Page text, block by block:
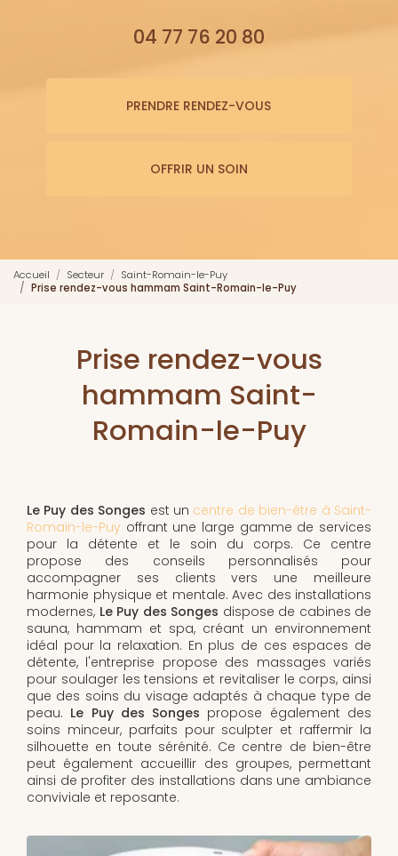
04 77 76 20 80
PRENDRE RENDEZ-VOUS
OFFRIR UN SOIN
Accueil Secteur
Saint-Romain-le-Puy
Prise rendez-vous hammam Saint-Romain-le-Puy
Prise rendez-vous
hammam Saint-
Romain-le-Puy
Le Puy des Songes est un centre de bien-être à Saint-
Romain-le-Puy offrant une large gamme de services
pour la détente et le soin du corps. Ce centre
propose des conseils personnalisés pour
accompagner ses clients vers une meilleure
harmonie physique et mentale. Avec des installations
modernes, Le Puy des Songes dispose de cabines de
sauna, hammam et spa, créant un environnement
idéal pour la relaxation. En plus de ces espaces de
détente, l'entreprise propose des massages variés
pour soulager les tensions et revitaliser le corps, ainsi
que des soins du visage adaptés à chaque type de
peau. Le Puy des Songes propose également des
soins minceur, parfaits pour sculpter et raffermir la
silhouette en toute sérénité. Ce centre de bien-être
peut également accueillir des groupes, permettant
ainsi de profiter des installations dans une ambiance
conviviale et reposante.